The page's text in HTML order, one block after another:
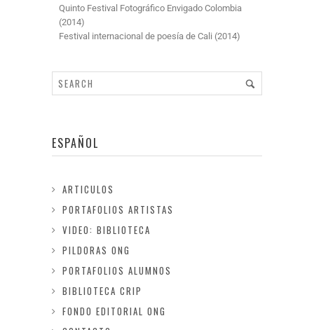
Quinto Festival Fotográfico Envigado Colombia
(2014)
Festival internacional de poesía de Cali (2014)
ESPAÑOL
ARTICULOS
PORTAFOLIOS ARTISTAS
VIDEO: BIBLIOTECA
PILDORAS ONG
PORTAFOLIOS ALUMNOS
BIBLIOTECA CRIP
FONDO EDITORIAL ONG